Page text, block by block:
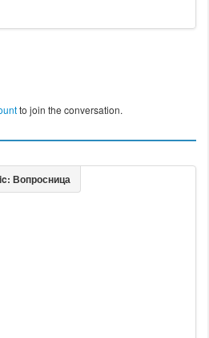
to join the conversation.